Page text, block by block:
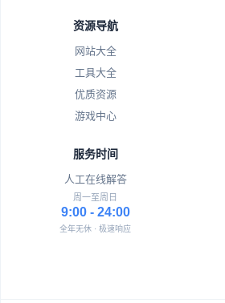
资源导航
网站大全
工具大全
优质资源
游戏中心
服务时间
人工在线解答
周一至周日
9:00 - 24:00
全年无休 · 极速响应